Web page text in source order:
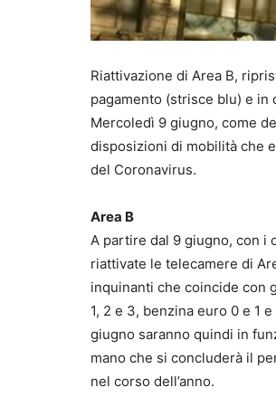
Riattivazione di Area B,
pagamento (strisce blu) e
Mercoledì 9 giugno, come
disposizioni di mobilità che
del Coronavirus.
Area B
A partire dal 9 giugno, con i
riattivate le telecamere di
inquinanti che coincide con
1, 2 e 3, benzina euro 0 e 1
giugno saranno quindi in
mano che si concluderà il
nel corso dell’anno.